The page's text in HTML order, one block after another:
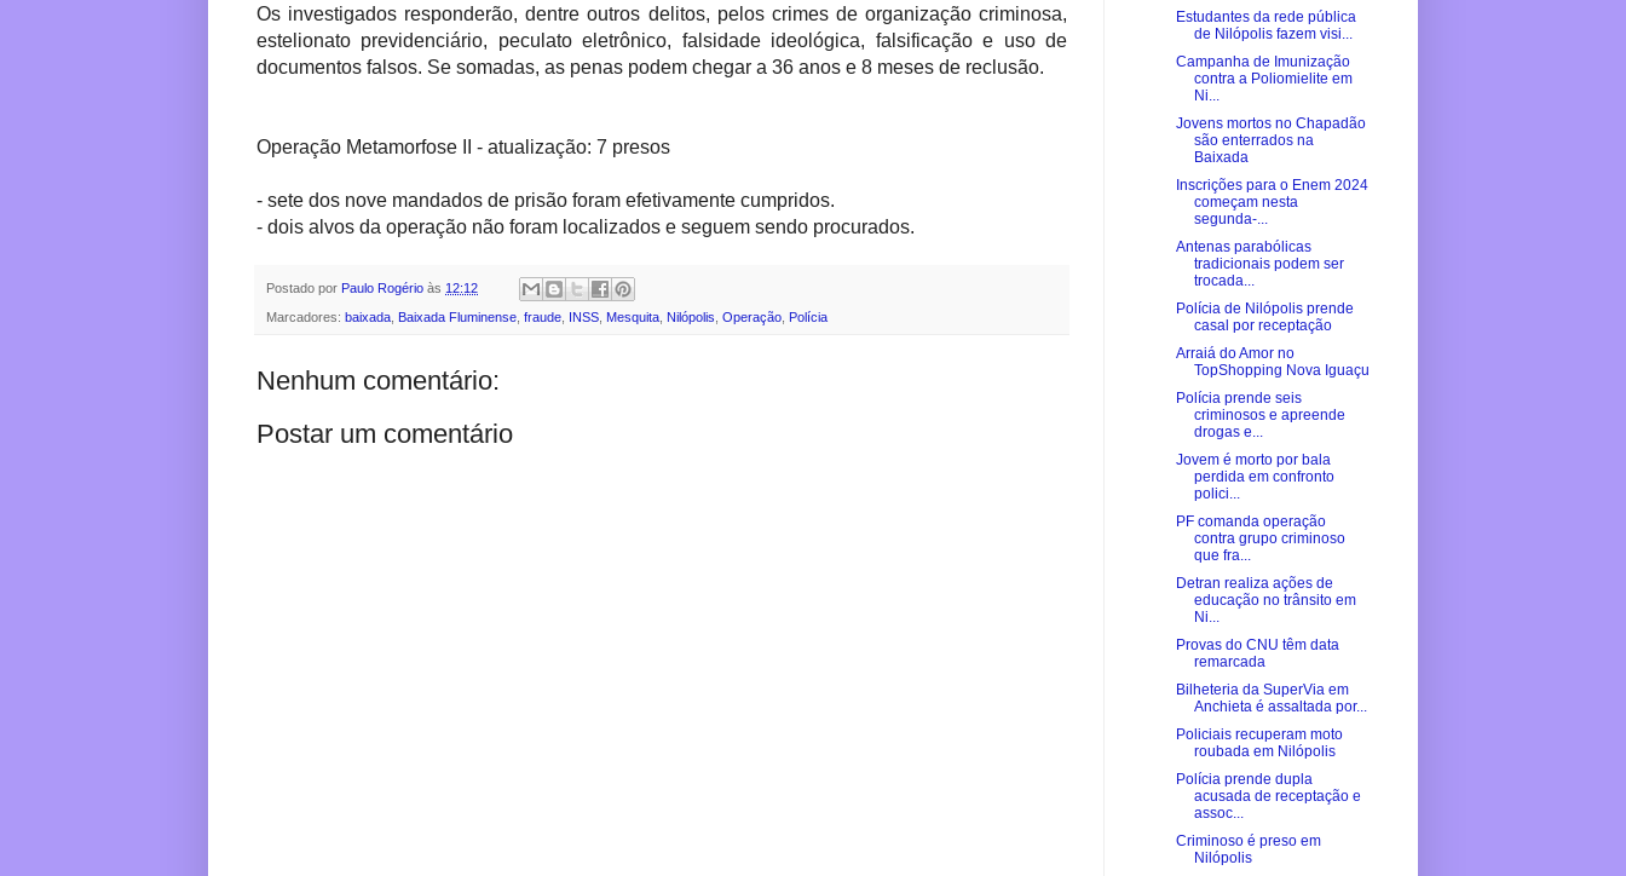
Os investigados responderão, dentre outros delitos, pelos crimes de organização criminosa,
estelionato previdenciário, peculato eletrônico, falsidade ideológica, falsificação e uso de
documentos falsos. Se somadas, as penas podem chegar a 36 anos e 8 meses de reclusão.
Operação Metamorfose II - atualização: 7 presos
- sete dos nove mandados de prisão foram efetivamente cumpridos.
- ⁠dois alvos da operação não foram localizados e seguem sendo procurados.
Postado por Paulo Rogério às 12:12
Marcadores: baixada, Baixada Fluminense, fraude, INSS, Mesquita, Nilópolis, Operação, Polícia
Nenhum comentário:
Postar um comentário
Estudantes da rede pública
de Nilópolis fazem visi...
Campanha de Imunização
contra a Poliomielite em
Ni...
Jovens mortos no Chapadão
são enterrados na
Baixada
Inscrições para o Enem 2024
começam nesta
segunda-...
Antenas parabólicas
tradicionais podem ser
trocada...
Polícia de Nilópolis prende
casal por receptação
Arraiá do Amor no
TopShopping Nova Iguaçu
Polícia prende seis
criminosos e apreende
drogas e...
Jovem é morto por bala
perdida em confronto
polici...
PF comanda operação
contra grupo criminoso
que fra...
Detran realiza ações de
educação no trânsito em
Ni...
Provas do CNU têm data
remarcada
Bilheteria da SuperVia em
Anchieta é assaltada por...
Policiais recuperam moto
roubada em Nilópolis
Polícia prende dupla
acusada de receptação e
assoc...
Criminoso é preso em
Nilópolis